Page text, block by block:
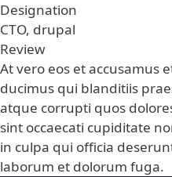
Designation
CTO, drupal
Review
At vero eos et accusamus
ducimus qui blanditiis
atque corrupti quos
sint occaecati cupiditate
in culpa qui officia
laborum et dolorum fuga.